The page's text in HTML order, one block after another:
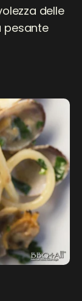
delle
pesante